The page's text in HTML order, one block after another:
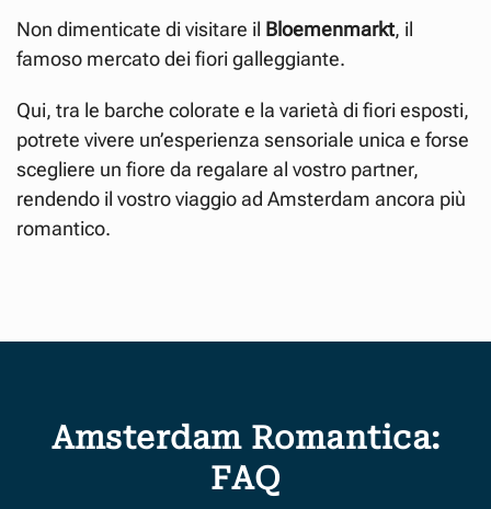
Non dimenticate di visitare il Bloemenmarkt, il
famoso mercato dei fiori galleggiante.
Qui, tra le barche colorate e la varietà di fiori esposti,
potrete vivere un’esperienza sensoriale unica e forse
scegliere un fiore da regalare al vostro partner,
rendendo il vostro viaggio ad Amsterdam ancora più
romantico.
Amsterdam Romantica:
FAQ